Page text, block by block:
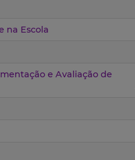
na Escola
e Avaliação de